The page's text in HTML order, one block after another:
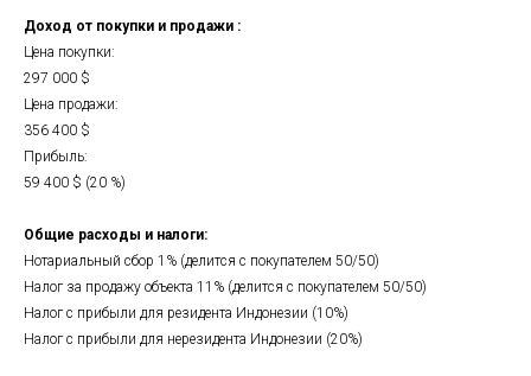
Доход от покупки и продажи :
Цена покупки:
297 000 $
Цена продажи:
356 400 $
Прибыль:
59 400 $ (20 %)
Общие расходы и налоги:
Нотариальный сбор 1% (делится с покупателем 50/50)
Налог за продажу объекта 11% (делится с покупателем 50/50)
Налог с прибыли для резидента Индонезии (10%)
Налог с прибыли для нерезидента Индонезии (20%)